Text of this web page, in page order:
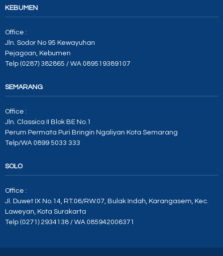
KEBUMEN
Office :
Jln. Sodor No 95 Kewayuhan
Pejagoan, Kebumen
Telp (0287) 382865 / WA 089519389107
SEMARANG
Office :
Jln. Classica II Blok BE No.1
Perum Permata Puri Bringin Ngaliyan Kota Semarang
Telp/WA 0899 5033 333
SOLO
Office :
Jl. Duwet IX No.14, RT.06/RW.07, Bulak Indah, Karangasem, Kec.
Laweyan, Kota Surakarta
Telp (0271) 2934138 / WA 085942006371